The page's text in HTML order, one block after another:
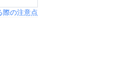
一丸と
に励んでま
負けず活気
際の注意点